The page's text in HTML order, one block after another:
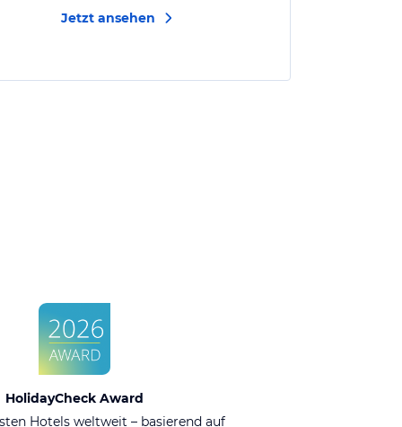
Jetzt ansehen
HolidayCheck Award
Hotels weltweit – basierend auf